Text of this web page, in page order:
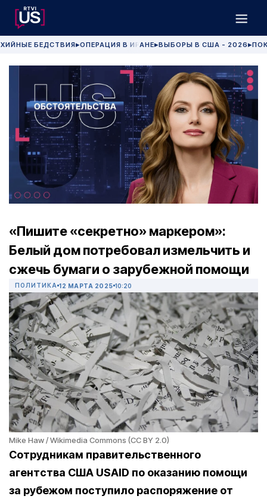
БЕДСТВИЯ▶ОПЕРАЦИЯ В ИРАНЕ▶ВЫБОРЫ В США - 2026 ▶
«Пишите «секретно» маркером»:
Белый дом потребовал измельчить и
сжечь бумаги о зарубежной помощи
ПОЛИТИКА 12 МАРТА 2025 10:20
Mike Haw / Wikimedia Commons (CC BY 2.0)
Сотрудникам правительственного
агентства США USAID по оказанию помощи
за рубежом поступило распоряжение от